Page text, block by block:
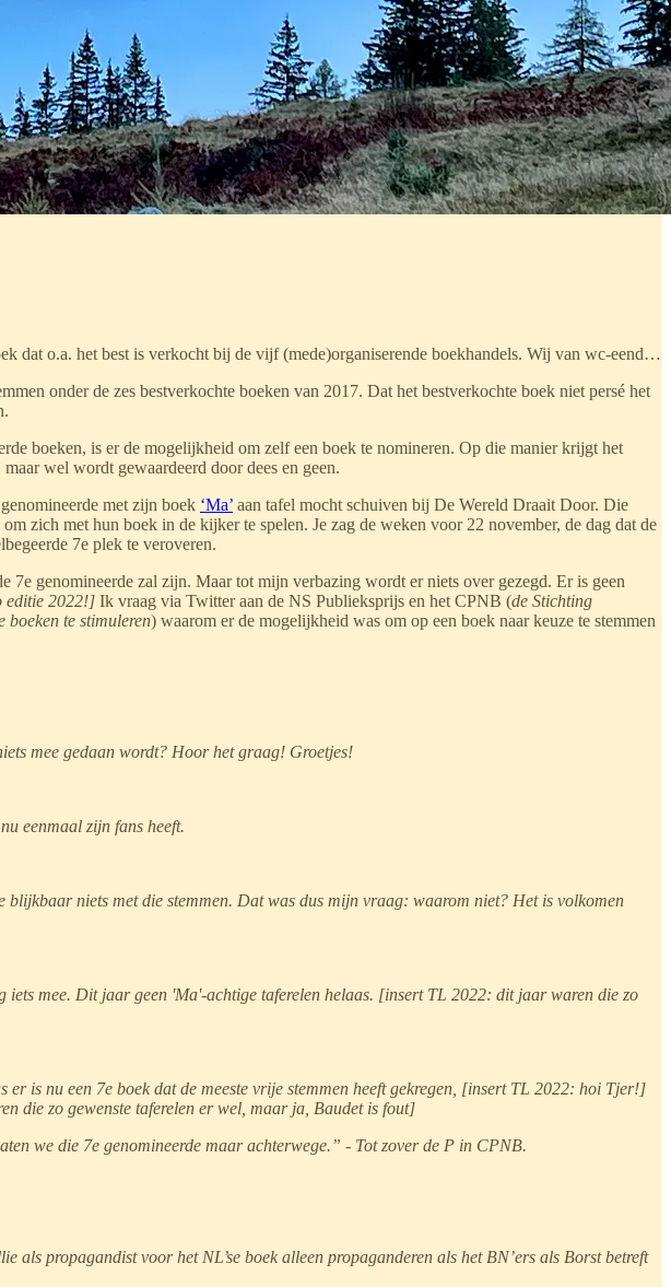
dat o.a. het best is verkocht bij de vijf (mede)organiserende boekhandels. Wij van wc-eend…
onder de zes bestverkochte boeken van 2017. Dat het bestverkochte boek niet persé het
boeken, is er de mogelijkheid om zelf een boek te nomineren. Op die manier krijgt het
wel wordt gewaardeerd door dees en geen.
met zijn boek ‘Ma’ aan tafel mocht schuiven bij De Wereld Draait Door. Die
zich met hun boek in de kijker te spelen. Je zag de weken voor 22 november, de dag dat de
7e plek te veroveren.
genomineerde zal zijn. Maar tot mijn verbazing wordt er niets over gezegd. Er is geen
editie 2022!] Ik vraag via Twitter aan de NS Publieksprijs en het CPNB (de Stichting
boeken te stimuleren) waarom er de mogelijkheid was om op een boek naar keuze te stemmen
mee gedaan wordt? Hoor het graag! Groetjes!
eenmaal zijn fans heeft.
niets met die stemmen. Dat was dus mijn vraag: waarom niet? Het is volkomen
mee. Dit jaar geen 'Ma'-achtige taferelen helaas. [insert TL 2022: dit jaar waren die zo
er is nu een 7e boek dat de meeste vrije stemmen heeft gekregen, [insert TL 2022: hoi Tjer!]
die zo gewenste taferelen er wel, maar ja, Baudet is fout]
we die 7e genomineerde maar achterwege.” - Tot zover de P in CPNB.
als propagandist voor het NL’se boek alleen propaganderen als het BN’ers als Borst betreft